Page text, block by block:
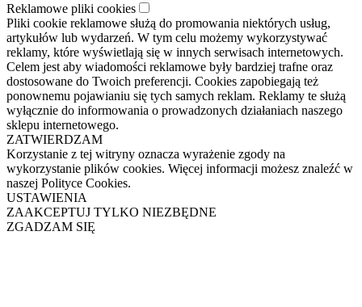
Reklamowe pliki cookies
Pliki cookie reklamowe służą do promowania niektórych usług,
artykułów lub wydarzeń. W tym celu możemy wykorzystywać
reklamy, które wyświetlają się w innych serwisach internetowych.
Celem jest aby wiadomości reklamowe były bardziej trafne oraz
dostosowane do Twoich preferencji. Cookies zapobiegają też
ponownemu pojawianiu się tych samych reklam. Reklamy te służą
wyłącznie do informowania o prowadzonych działaniach naszego
sklepu internetowego.
ZATWIERDZAM
Korzystanie z tej witryny oznacza wyrażenie zgody na
wykorzystanie plików cookies. Więcej informacji możesz znaleźć w
naszej Polityce Cookies.
USTAWIENIA
ZAAKCEPTUJ TYLKO NIEZBĘDNE
ZGADZAM SIĘ